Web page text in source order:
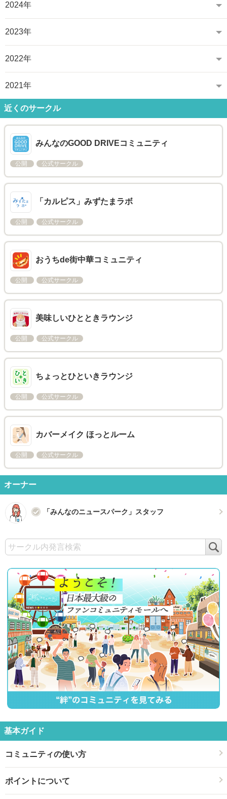
2024年
2023年
2022年
2021年
近くのサークル
みんなのGOOD DRIVEコミュニティ
公開 公式サークル
「カルピス」みずたまラボ
公開 公式サークル
おうちde街中華コミュニティ
公開 公式サークル
美味しいひとときラウンジ
公開 公式サークル
ちょっとひといきラウンジ
公開 公式サークル
カバーメイク ほっとルーム
公開 公式サークル
オーナー
「みんなのニュースパーク」スタッフ
基本ガイド
コミュニティの使い方
ポイントについて